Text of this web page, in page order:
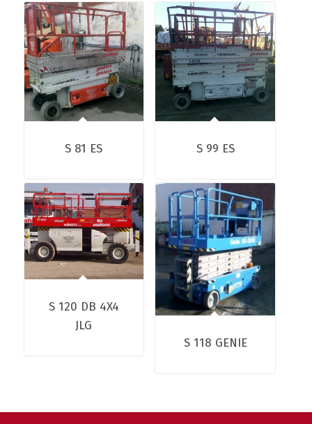
S 81 ES S 99 ES
S 120 DB 4X4
JLG
S 118 GENIE